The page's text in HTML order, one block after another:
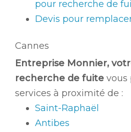
pour recherche de
Devis pour
Cannes
Entreprise Monnier,
recherche de fuite vous
services à proximité de :
Saint-Raphaël
Antibes